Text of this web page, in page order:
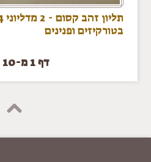
בטורקיזים ופנינים
דף 1 מ-10